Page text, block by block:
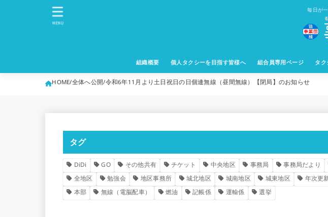
毎日が
組織概要 個人タクシーを目指す皆様へ 組合員専用ページ タ
MENU
HOME全体へ公開令和6年11月より土日祝日の日個連無線（昼間無線）【閉局】のお知らせ
タグ
DiDi GO その他共有 チケット 中央地区 事務局 事務局だより
全地区
勉強会 地区事務所 城北地区 城南地区 城東地区 年次更
本部
無線（電脳配車） 燃油 記帳係 運輸係 選挙